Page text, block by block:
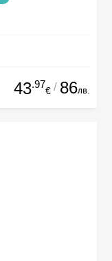
43.97
€ / 86лв.